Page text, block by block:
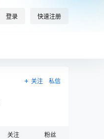
登录 快速注册
关注 私信
关注 粉丝